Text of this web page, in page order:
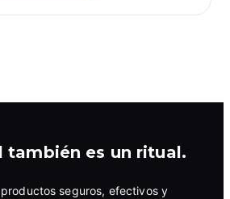
también es un ritual.
seguros, efectivos y